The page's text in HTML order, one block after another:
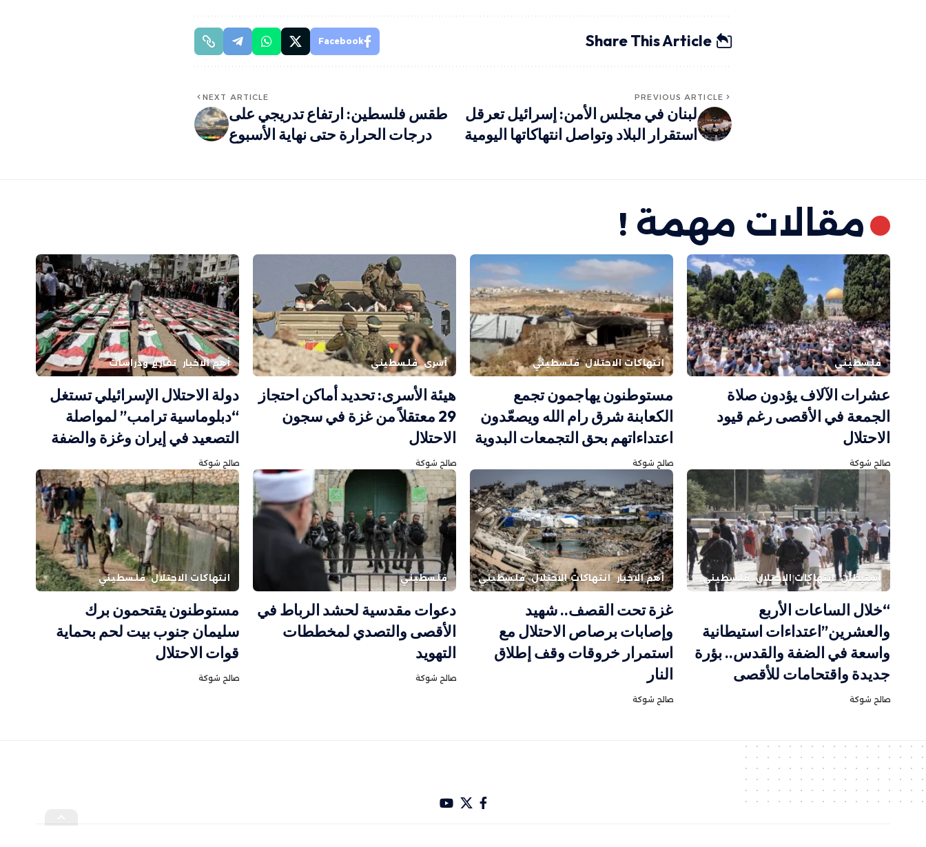
Share This Article
Facebook
PREVIOUS ARTICLE
لبنان في مجلس الأمن: إسرائيل تعرقل
استقرار البلاد وتواصل انتهاكاتها اليومية
NEXT ARTICLE
طقس فلسطين: ارتفاع تدريجي على
درجات الحرارة حتى نهاية الأسبوع
مقالات مهمة !
فلسطيني
عشرات الآلاف يؤدون صلاة
الجمعة في الأقصى رغم قيود
الاحتلال
صالح شوكة
انتهاكات الاحتلال فلسطيني
مستوطنون يهاجمون تجمع
الكعابنة شرق رام الله ويصعّدون
اعتداءاتهم بحق التجمعات البدوية
صالح شوكة
أسرى فلسطيني
هيئة الأسرى: تحديد أماكن احتجاز
29 معتقلاً من غزة في سجون
الاحتلال
صالح شوكة
أهم الاخبار تقارير ودراسات
دولة الاحتلال الإسرائيلي تستغل
“دبلوماسية ترامب” لمواصلة
التصعيد في إيران وغزة والضفة
صالح شوكة
استيطان انتهاكات الاحتلال فلسطيني
“خلال الساعات الأربع
والعشرين”اعتداءات استيطانية
واسعة في الضفة والقدس.. بؤرة
جديدة واقتحامات للأقصى
صالح شوكة
أهم الاخبار انتهاكات الاحتلال فلسطيني
غزة تحت القصف.. شهيد
وإصابات برصاص الاحتلال مع
استمرار خروقات وقف إطلاق
النار
صالح شوكة
فلسطيني
دعوات مقدسية لحشد الرباط في
الأقصى والتصدي لمخططات
التهويد
صالح شوكة
انتهاكات الاحتلال فلسطيني
مستوطنون يقتحمون برك
سليمان جنوب بيت لحم بحماية
قوات الاحتلال
صالح شوكة